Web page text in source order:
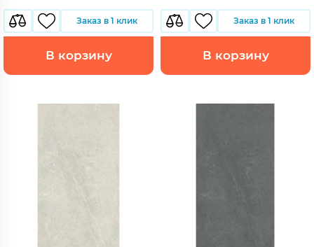
Заказ в 1 клик
В корзину
Заказ в 1 клик
В корзину